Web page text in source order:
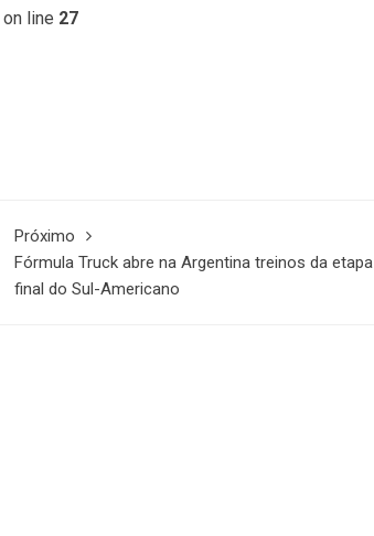
on line 27
Próximo
Fórmula Truck abre na Argentina treinos da etapa
final do Sul-Americano